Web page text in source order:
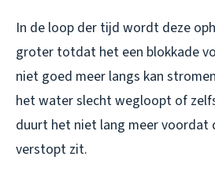
In de loop der tijd wordt deze
groter totdat het een blokkade
niet goed meer langs kan
het water slecht wegloopt of
duurt het niet lang meer voordat
verstopt zit.